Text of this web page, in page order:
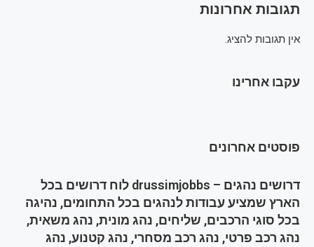
תגובות אחרונות
אין תגובות להציג.
עקבו אחרינו
פוסטים אחרונים
דרושים נהגים – drussimjobbs לוח דרושים בכל
הארץ שמציע עבודות לנהגים בכל התחומים, נהיגה
בכל סוגי הרכבים, שליחים, נהג מונית, נהג משאית,
נהג רכב פרטי, נהג רכב מסחרי, נהג קטנוע, נהג